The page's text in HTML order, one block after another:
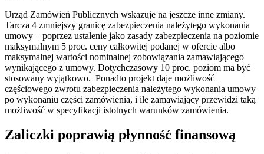
Urząd Zamówień Publicznych wskazuje na jeszcze inne zmiany.
Tarcza 4 zmniejszy granicę zabezpieczenia należytego wykonania
umowy – poprzez ustalenie jako zasady zabezpieczenia na poziomie
maksymalnym 5 proc. ceny całkowitej podanej w ofercie albo
maksymalnej wartości nominalnej zobowiązania zamawiającego
wynikającego z umowy. Dotychczasowy 10 proc. poziom ma być
stosowany wyjątkowo. Ponadto projekt daje możliwość
częściowego zwrotu zabezpieczenia należytego wykonania umowy
po wykonaniu części zamówienia, i ile zamawiający przewidzi taką
możliwość w specyfikacji istotnych warunków zamówienia.
Zaliczki poprawią płynność finansową